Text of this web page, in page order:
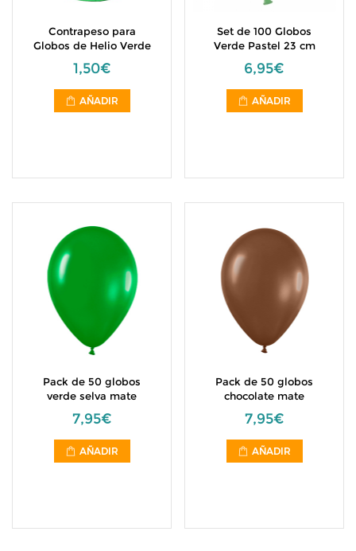
Contrapeso para
Globos de Helio Verde
1,50€
AÑADIR
Set de 100 Globos
Verde Pastel 23 cm
6,95€
AÑADIR
Pack de 50 globos
verde selva mate
7,95€
AÑADIR
Pack de 50 globos
chocolate mate
7,95€
AÑADIR